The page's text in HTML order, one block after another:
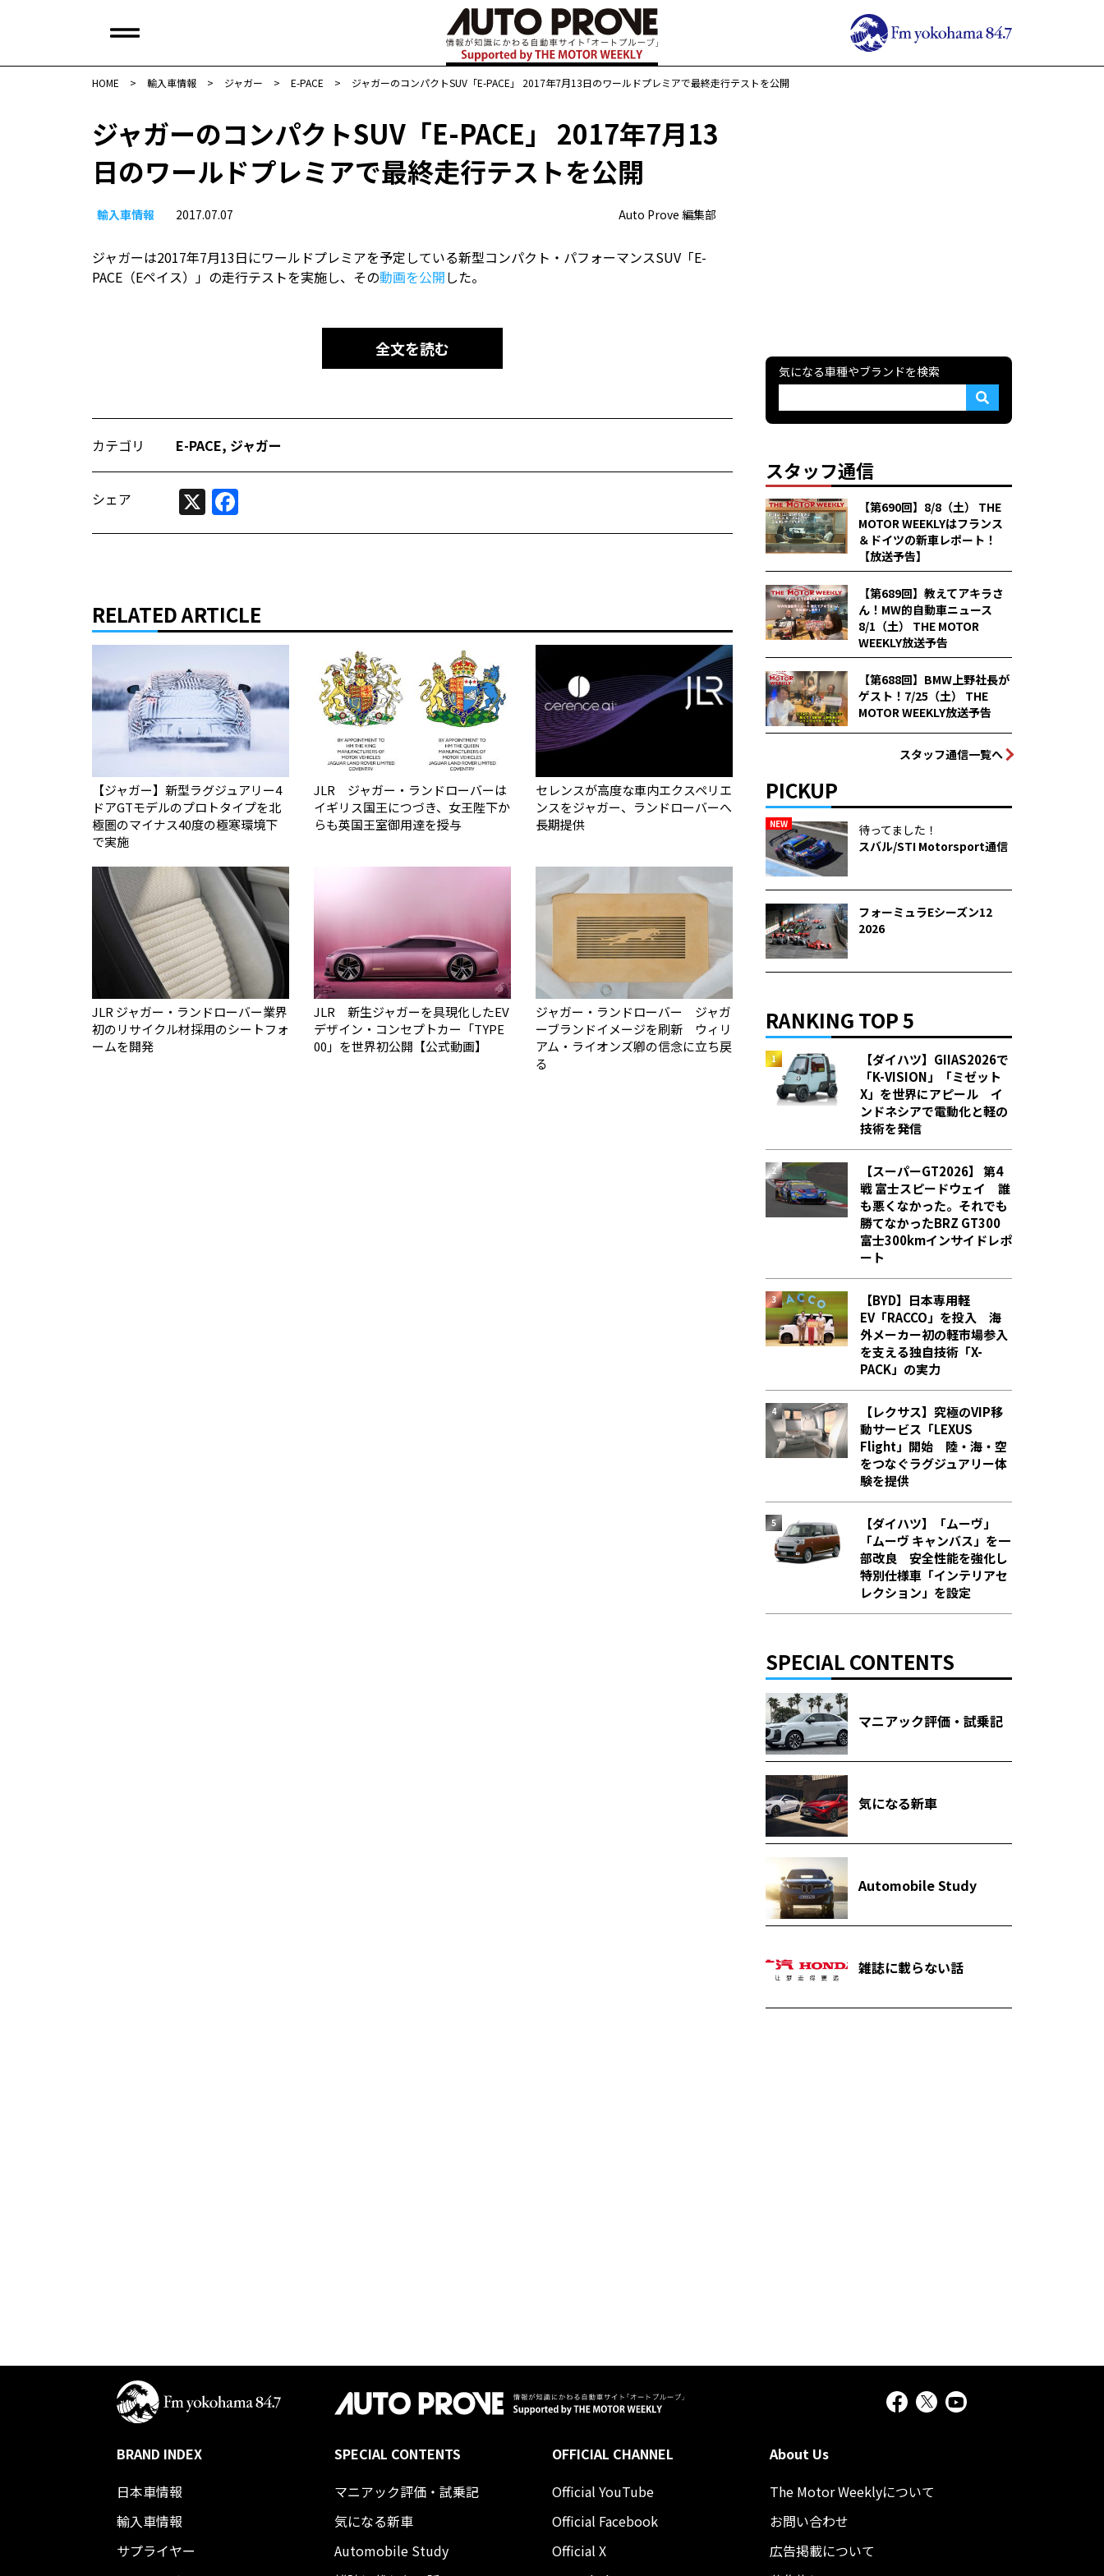
HOME > 輸入車情報 > ジャガー > E-PACE > ジャガーのコンパクトSUV「E-PACE」 2017年7月13日のワールドプレミアで最終走行テストを公開
ジャガーのコンパクトSUV「E-PACE」 2017年7月13
日のワールドプレミアで最終走行テストを公開
輸入車情報 2017.07.07 Auto Prove 編集部
ジャガーは2017年7月13日にワールドプレミアを予定している新型コンパクト・パフォーマンスSUV「E-
PACE（Eペイス）」の走行テストを実施し、その動画を公開した。
全文を読む
カテゴリ E-PACE, ジャガー
シェア X
RELATED ARTICLE
【ジャガー】新型ラグジュアリー4
ドアGTモデルのプロトタイプを北
極圏のマイナス40度の極寒環境下
で実施
JLR ジャガー・ランドローバーは
イギリス国王につづき、女王陛下か
らも英国王室御用達を授与
セレンスが高度な車内エクスペリエ
ンスをジャガー、ランドローバーへ
長期提供
JLR ジャガー・ランドローバー業界
初のリサイクル材採用のシートフォ
ームを開発
JLR 新生ジャガーを具現化したEV
デザイン・コンセプトカー「TYPE
00」を世界初公開【公式動画】
ジャガー・ランドローバー ジャガ
ーブランドイメージを刷新 ウィリ
アム・ライオンズ卿の信念に立ち戻
る
気になる車種やブランドを検索
スタッフ通信
【第690回】8/8（土） THE
MOTOR WEEKLYはフランス
＆ドイツの新車レポート！
【放送予告】
【第689回】教えてアキラさ
ん！MW的自動車ニュース
8/1（土） THE MOTOR
WEEKLY放送予告
【第688回】BMW上野社長が
ゲスト！7/25（土） THE
MOTOR WEEKLY放送予告
スタッフ通信一覧へ
PICKUP
NEW
待ってました！
スバル/STI Motorsport通信
フォーミュラEシーズン12
2026
RANKING TOP 5
【ダイハツ】GIIAS2026で
「K-VISION」「ミゼット
X」を世界にアピール イ
ンドネシアで電動化と軽の
技術を発信
【スーパーGT2026】 第4
戦 富士スピードウェイ 誰
も悪くなかった。それでも
勝てなかった――BRZ GT300
富士300kmインサイドレポ
ート
【BYD】日本専用軽
EV「RACCO」を投入 海
外メーカー初の軽市場参入
を支える独自技術「X-
PACK」の実力
【レクサス】究極のVIP移
動サービス「LEXUS
Flight」開始 陸・海・空
をつなぐラグジュアリー体
験を提供
【ダイハツ】「ムーヴ」
「ムーヴ キャンバス」を一
部改良 安全性能を強化し
特別仕様車「インテリアセ
レクション」を設定
SPECIAL CONTENTS
マニアック評価・試乗記
気になる新車
Automobile Study
雑誌に載らない話
BRAND INDEX
日本車情報​
輸入車情報
サプライヤー
SPECIAL CONTENTS
マニアック評価・試乗記
気になる新車
Automobile Study
OFFICIAL CHANNEL
Official YouTube
Official Facebook
Official X
About Us
The Motor Weeklyについて
お問い合わせ
広告掲載について